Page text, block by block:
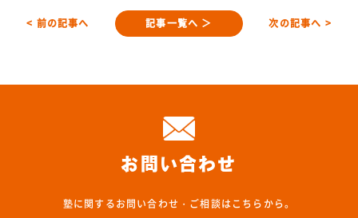
< 前の記事へ 記事一覧へ ＞ 次の記事へ >
お問い合わせ
塾に関するお問い合わせ・ご相談はこちらから。